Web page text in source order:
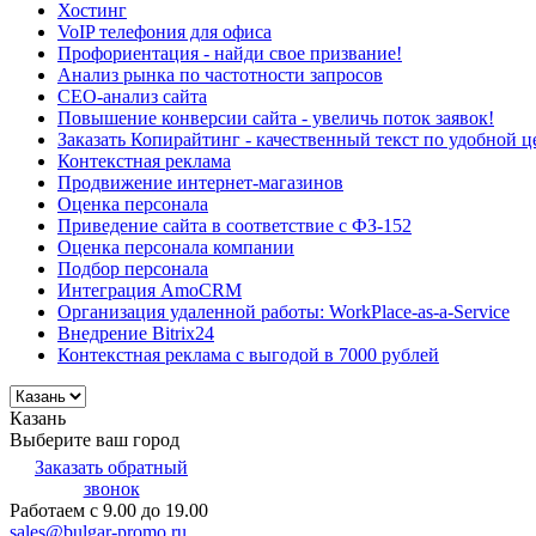
Хостинг
VoIP телефония для офиса
Профориентация - найди свое призвание!
Анализ рынка по частотности запросов
СЕО-анализ сайта
Повышение конверсии сайта - увеличь поток заявок!
Заказать Копирайтинг - качественный текст по удобной
Контекстная реклама
Продвижение интернет-магазинов
Оценка персонала
Приведение сайта в соответствие с ФЗ-152
Оценка персонала компании
Подбор персонала
Интеграция AmoCRM
Организация удаленной работы: WorkPlace-as-a-Service
Внедрение Bitrix24
Контекстная реклама с выгодой в 7000 рублей
Казань
Выберите ваш город
Заказать обратный
звонок
Работаем с 9.00 до 19.00
sales@bulgar-promo.ru